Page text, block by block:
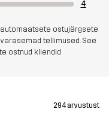
Loe siit
4
ostujärgsete
tellimused. See
ostnud kliendid
294 arvustust